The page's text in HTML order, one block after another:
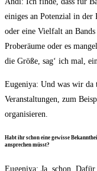
eini­ges an Poten­zi­al in
oder eine Viel­falt an
Pro­be­räu­me oder es
die Grö­ße, sag‘ ich mal,
Euge­ni­ya: Und was wir da
Ver­an­stal­tun­gen, zum
organisieren.
Habt ihr schon eine gewis­se
anspre­chen müsst?
Euge­ni­ya: Ja, schon.